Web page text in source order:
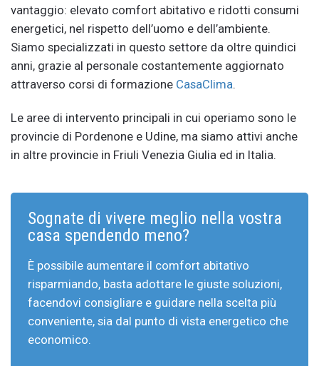
vantaggio: elevato comfort abitativo e ridotti consumi
energetici, nel rispetto dell’uomo e dell’ambiente.
Siamo specializzati in questo settore da oltre quindici
anni, grazie al personale costantemente aggiornato
attraverso corsi di formazione CasaClima.
Le aree di intervento principali in cui operiamo sono le
provincie di Pordenone e Udine, ma siamo attivi anche
in altre provincie in Friuli Venezia Giulia ed in Italia.
Sognate di vivere meglio nella vostra
casa spendendo meno?
È possibile aumentare il comfort abitativo
risparmiando, basta adottare le giuste soluzioni,
facendovi consigliare e guidare nella scelta più
conveniente, sia dal punto di vista energetico che
economico.